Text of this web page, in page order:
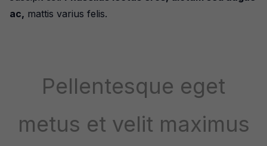
ac, mattis varius felis.
Pellentesque eget
metus et velit maximus